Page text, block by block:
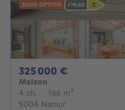
SOUS OPTION
325 000 €
Maison
4 ch. 4 chambres
· 166 m²
5004 Namur